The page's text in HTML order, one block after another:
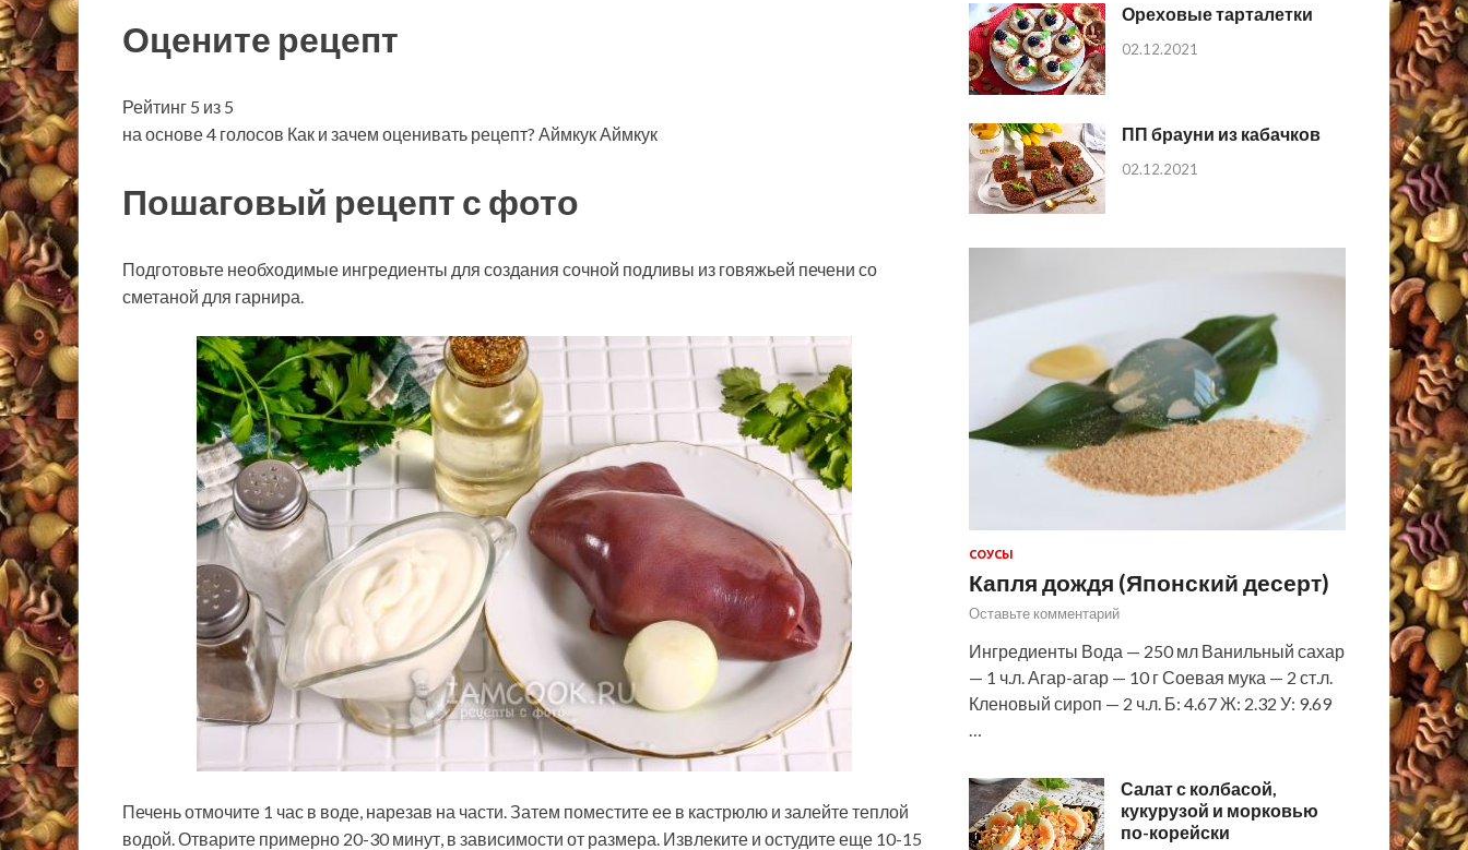
Оцените рецепт
Рейтинг 5 из 5
на основе 4 голосов Как и зачем оценивать рецепт? Аймкук Аймкук
Пошаговый рецепт с фото
Подготовьте необходимые ингредиенты для создания сочной подливы из говяжьей печени со
сметаной для гарнира.
Печень отмочите 1 час в воде, нарезав на части. Затем поместите ее в кастрюлю и залейте теплой
водой. Отварите примерно 20-30 минут, в зависимости от размера. Извлеките и остудите еще 10-15
Ореховые тарталетки
02.12.2021
ПП брауни из кабачков
02.12.2021
СОУСЫ
Капля дождя (Японский десерт)
Оставьте комментарий
Ингредиенты Вода — 250 мл Ванильный сахар
— 1 ч.л. Агар-агар — 10 г Соевая мука — 2 ст.л.
Кленовый сироп — 2 ч.л. Б: 4.67 Ж: 2.32 У: 9.69
…
Салат с колбасой,
кукурузой и морковью
по-корейски